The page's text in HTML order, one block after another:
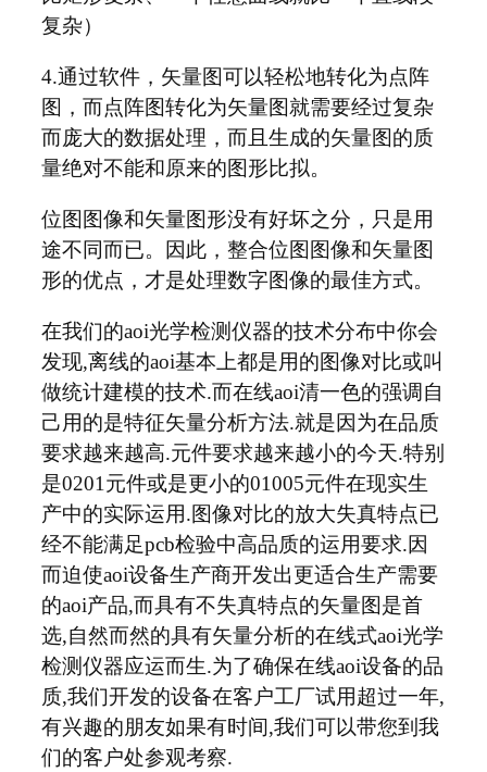
复杂）
4.通过软件，矢量图可以轻松地转化为点阵
图，而点阵图转化为矢量图就需要经过复杂
而庞大的数据处理，而且生成的矢量图的质
量绝对不能和原来的图形比拟。
位图图像和矢量图形没有好坏之分，只是用
途不同而已。因此，整合位图图像和矢量图
形的优点，才是处理数字图像的最佳方式。
在我们的aoi光学检测仪器的技术分布中你会
发现,离线的aoi基本上都是用的图像对比或叫
做统计建模的技术.而在线aoi清一色的强调自
己用的是特征矢量分析方法.就是因为在品质
要求越来越高.元件要求越来越小的今天.特别
是0201元件或是更小的01005元件在现实生
产中的实际运用.图像对比的放大失真特点已
经不能满足pcb检验中高品质的运用要求.因
而迫使aoi设备生产商开发出更适合生产需要
的aoi产品,而具有不失真特点的矢量图是首
选,自然而然的具有矢量分析的在线式aoi光学
检测仪器应运而生.为了确保在线aoi设备的品
质,我们开发的设备在客户工厂试用超过一年,
有兴趣的朋友如果有时间,我们可以带您到我
们的客户处参观考察.